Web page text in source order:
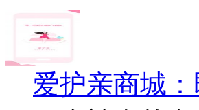
爱护亲商城